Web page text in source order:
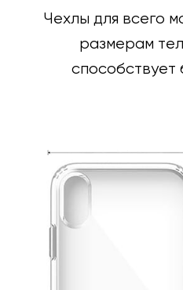
Чехлы для всего
размерам